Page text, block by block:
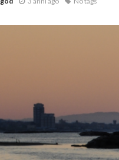
Robot
scegliere
god 1 anno ago